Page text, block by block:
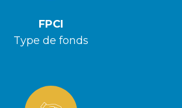
FPCI
Type de fonds